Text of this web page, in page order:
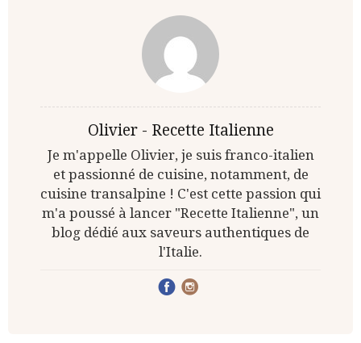
Olivier - Recette Italienne
Je m'appelle Olivier, je suis franco-italien
et passionné de cuisine, notamment, de
cuisine transalpine ! C'est cette passion qui
m'a poussé à lancer "Recette Italienne", un
blog dédié aux saveurs authentiques de
l'Italie.